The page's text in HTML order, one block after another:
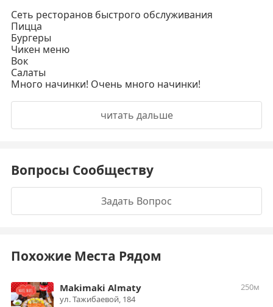
Сеть ресторанов быстрого обслуживания
Пицца
Бургеры
Чикен меню
Вок
Салаты
Много начинки! Очень много начинки!
читать дальше
Вопросы Сообществу
Задать Вопрос
Похожие Места Рядом
Makimaki Almaty
250м
ул. Тажибаевой, 184